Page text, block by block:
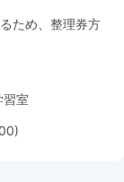
ため、整理券方
室